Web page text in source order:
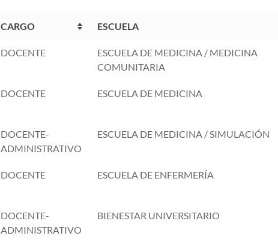
CARGO ESCUELA
DOCENTE
ESCUELA DE MEDICINA / MEDICINA
COMUNITARIA
DOCENTE ESCUELA DE MEDICINA
DOCENTE-
ADMINISTRATIVO
ESCUELA DE MEDICINA / SIMULACIÓN
DOCENTE ESCUELA DE ENFERMERÍA
DOCENTE-
ADMINISTRATIVO
BIENESTAR UNIVERSITARIO